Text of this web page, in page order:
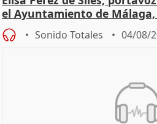
el Ayuntamiento de
Sonido Totales 04/08/